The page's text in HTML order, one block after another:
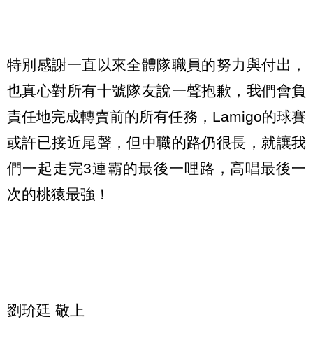
特別感謝一直以來全體隊職員的努力與付出，
也真心對所有十號隊友說一聲抱歉，我們會負
責任地完成轉賣前的所有任務，Lamigo的球賽
或許已接近尾聲，但中職的路仍很長，就讓我
們一起走完3連霸的最後一哩路，高唱最後一
次的桃猿最強！
劉玠廷 敬上